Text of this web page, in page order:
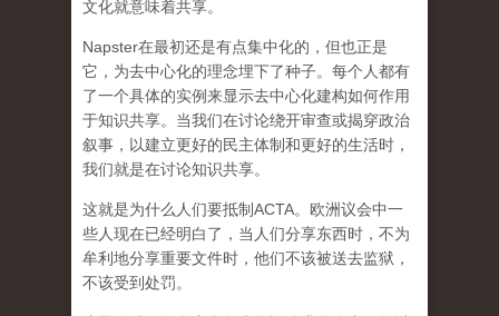
文化就意味着共享。
Napster在最初还是有点集中化的，但也正是
它，为去中心化的理念埋下了种子。每个人都有
了一个具体的实例来显示去中心化建构如何作用
于知识共享。 当我们在讨论绕开审查或揭穿政治
叙事，以建立更好的民主体制和更好的生活时，
我们就是在讨论知识共享。
这就是为什么人们要抵制ACTA。欧洲议会中一
些人现在已经明白了，当人们分享东西时，不为
牟利地分享重要文件时，他们不该被送去监狱，
不该受到处罚。